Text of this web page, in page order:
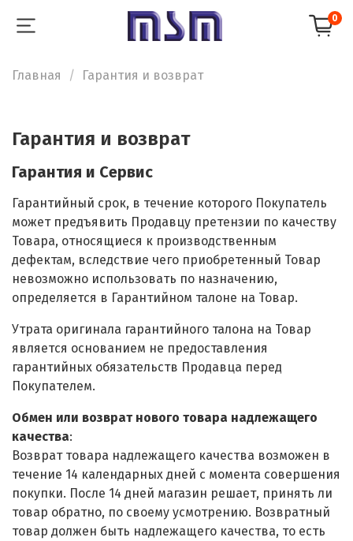
0
Главная Гарантия и возврат
Гарантия и возврат
Гарантия и Сервис
Гарантийный срок, в течение которого Покупатель
может предъявить Продавцу претензии по качеству
Товара, относящиеся к производственным
дефектам, вследствие чего приобретенный Товар
невозможно использовать по назначению,
определяется в Гарантийном талоне на Товар.
Утрата оригинала гарантийного талона на Товар
является основанием не предоставления
гарантийных обязательств Продавца перед
Покупателем.
Обмен или возврат нового товара надлежащего
качества:
Возврат товара надлежащего качества возможен в
течение 14 календарных дней с момента совершения
покупки. После 14 дней магазин решает, принять ли
товар обратно, по своему усмотрению. Возвратный
товар должен быть надлежащего качества, то есть